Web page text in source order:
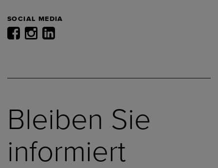
SOCIAL MEDIA
Bleiben Sie
informiert